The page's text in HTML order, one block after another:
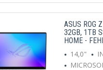
ASUS ROG
32GB, 1TB
HOME -
14,0"